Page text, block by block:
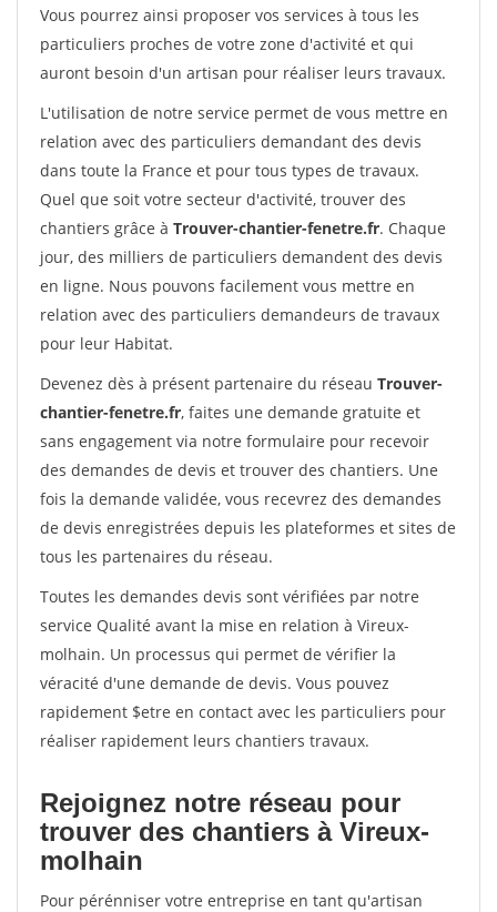
Vous pourrez ainsi proposer vos services à tous les
particuliers proches de votre zone d'activité et qui
auront besoin d'un artisan pour réaliser leurs travaux.
L'utilisation de notre service permet de vous mettre en
relation avec des particuliers demandant des devis
dans toute la France et pour tous types de travaux.
Quel que soit votre secteur d'activité, trouver des
chantiers grâce à Trouver-chantier-fenetre.fr. Chaque
jour, des milliers de particuliers demandent des devis
en ligne. Nous pouvons facilement vous mettre en
relation avec des particuliers demandeurs de travaux
pour leur Habitat.
Devenez dès à présent partenaire du réseau Trouver-
chantier-fenetre.fr, faites une demande gratuite et
sans engagement via notre formulaire pour recevoir
des demandes de devis et trouver des chantiers. Une
fois la demande validée, vous recevrez des demandes
de devis enregistrées depuis les plateformes et sites de
tous les partenaires du réseau.
Toutes les demandes devis sont vérifiées par notre
service Qualité avant la mise en relation à Vireux-
molhain. Un processus qui permet de vérifier la
véracité d'une demande de devis. Vous pouvez
rapidement $etre en contact avec les particuliers pour
réaliser rapidement leurs chantiers travaux.
Rejoignez notre réseau pour
trouver des chantiers à Vireux-
molhain
Pour pérénniser votre entreprise en tant qu'artisan